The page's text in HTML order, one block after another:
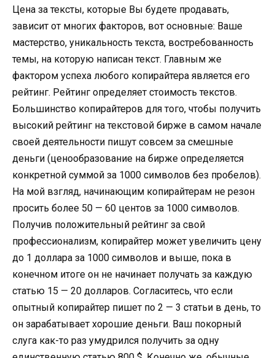
Цена за тексты, которые Вы будете продавать,
зависит от многих факторов, вот основные: Ваше
мастерство, уникальность текста, востребованность
темы, на которую написан текст. Главным же
фактором успеха любого копирайтера является его
рейтинг. Рейтинг определяет стоимость текстов.
Большинство копирайтеров для того, чтобы получить
высокий рейтинг на текстовой бирже в самом начале
своей деятельности пишут совсем за смешные
деньги (ценообразование на бирже определяется
конкретной суммой за 1000 символов без пробелов).
На мой взгляд, начинающим копирайтерам не резон
просить более 50 — 60 центов за 1000 символов.
Получив положительный рейтинг за свой
профессионализм, копирайтер может увеличить цену
до 1 доллара за 1000 символов и выше, пока в
конечном итоге он не начинает получать за каждую
статью 15 — 20 долларов. Согласитесь, что если
опытный копирайтер пишет по 2 — 3 статьи в день, то
он зарабатывает хорошие деньги. Ваш покорный
слуга как-то раз умудрился получить за одну